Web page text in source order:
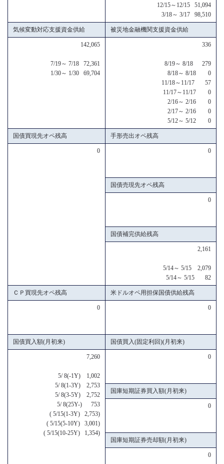
12/15～12/15 51,094
3/18～ 3/17 98,510
気候変動対応支援資金供給 被災地金融機関支援資金供給
142,065
7/19～ 7/18 72,361
1/30～ 1/30 69,704
336
8/19～ 8/18 279
8/18～ 8/18 0
11/18～11/17 57
11/17～11/17 0
2/16～ 2/16 0
2/17～ 2/16 0
5/12～ 5/12 0
国債買現先オペ残高 手形売出オペ残高
0 0
国債売現先オペ残高
0
国債補完供給残高
2,161
5/14～ 5/15 2,079
5/14～ 5/15 82
ＣＰ買現先オペ残高 米ドルオペ用担保国債供給残高
0 0
国債買入額(月初来) 国債買入(固定利回)(月初来)
7,260
5/ 8(-1Y) 1,002
5/ 8(1-3Y) 2,753
5/ 8(3-5Y) 2,752
5/ 8(25Y-) 753
( 5/15(1-3Y) 2,753)
( 5/15(5-10Y) 3,001)
( 5/15(10-25Y) 1,354)
0
国庫短期証券買入額(月初来)
0
国庫短期証券売却額(月初来)
0